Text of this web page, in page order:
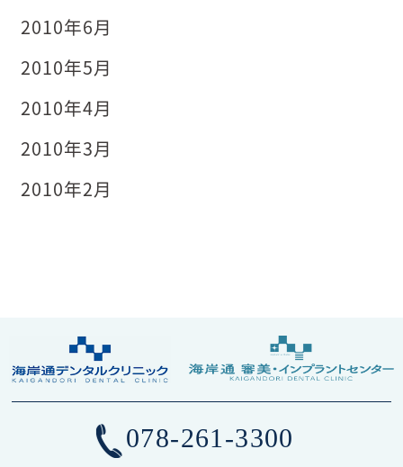
2010年6月
2010年5月
2010年4月
2010年3月
2010年2月
078-261-3300